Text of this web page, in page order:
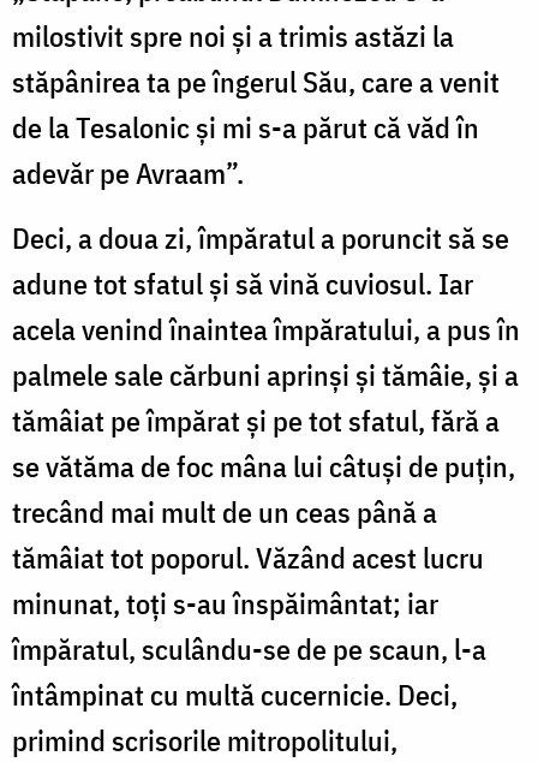
milostivit spre noi și a trimis astăzi la
stăpânirea ta pe îngerul Său, care a venit
de la Tesalonic și mi s-a părut că văd în
adevăr pe Avraam”.
Deci, a doua zi, împăratul a poruncit să se
adune tot sfatul și să vină cuviosul. Iar
acela venind înaintea împăratului, a pus în
palmele sale cărbuni aprinși și tămâie, și a
tămâiat pe împărat și pe tot sfatul, fără a
se vătăma de foc mâna lui câtuși de puțin,
trecând mai mult de un ceas până a
tămâiat tot poporul. Văzând acest lucru
minunat, toți s-au înspăimântat; iar
împăratul, sculându-se de pe scaun, l-a
întâm­pinat cu multă cucernicie. Deci,
primind scrisorile mitropolitului,